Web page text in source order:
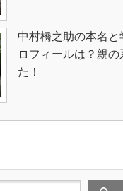
中村橋之助の本名
ロフィールは？親
た！